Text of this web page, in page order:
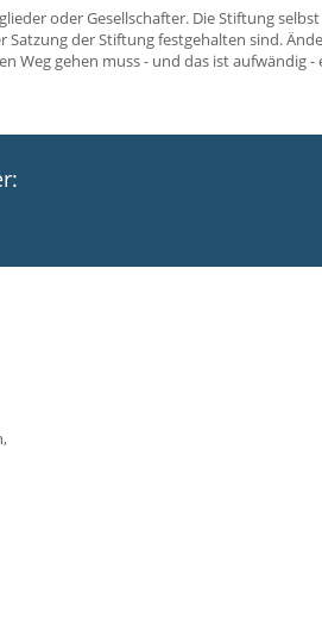
oder Gesellschafter. Die Stiftung selbst
der Stiftung festgehalten sind.
Weg gehen muss - und das ist aufwändig -